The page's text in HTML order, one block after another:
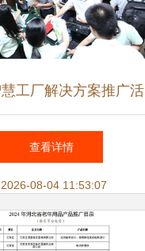
工厂解决方案推广活
站圆满落幕 技术引领
新制造时代
查看详情
08-04 11:53:07